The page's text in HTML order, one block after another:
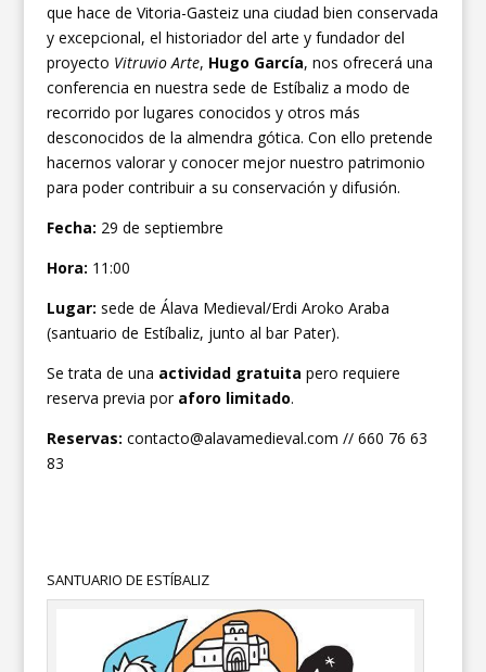
que hace de Vitoria-Gasteiz una ciudad bien conservada
y excepcional, el historiador del arte y fundador del
proyecto Vitruvio Arte, Hugo García, nos ofrecerá una
conferencia en nuestra sede de Estíbaliz a modo de
recorrido por lugares conocidos y otros más
desconocidos de la almendra gótica. Con ello pretende
hacernos valorar y conocer mejor nuestro patrimonio
para poder contribuir a su conservación y difusión.
Fecha: 29 de septiembre
Hora: 11:00
Lugar: sede de Álava Medieval/Erdi Aroko Araba
(santuario de Estíbaliz, junto al bar Pater).
Se trata de una actividad gratuita pero requiere
reserva previa por aforo limitado.
Reservas: contacto@alavamedieval.com // 660 76 63
83
SANTUARIO DE ESTÍBALIZ